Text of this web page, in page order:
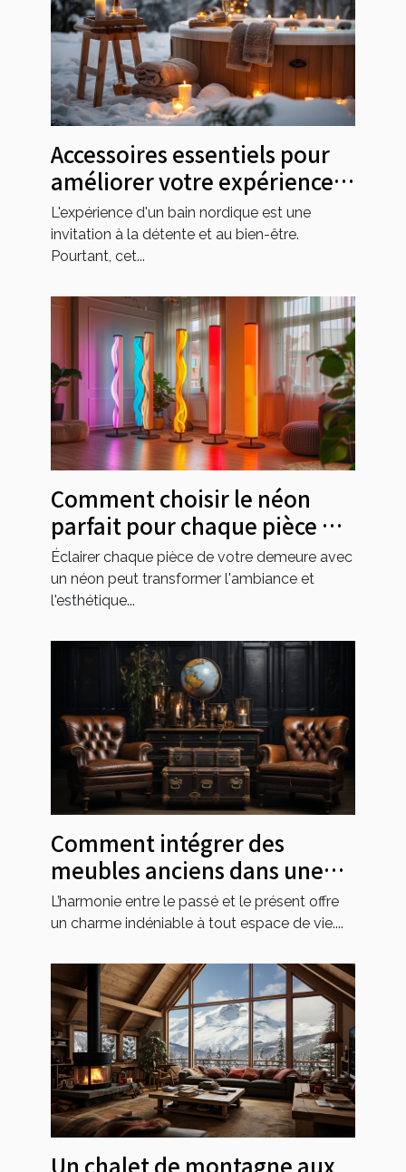
Accessoires essentiels pour
améliorer votre expérience
dans un bain nordique
L'expérience d'un bain nordique est une
invitation à la détente et au bien-être.
Pourtant, cet...
Comment choisir le néon
parfait pour chaque pièce de
votre maison
Éclairer chaque pièce de votre demeure avec
un néon peut transformer l'ambiance et
l'esthétique...
Comment intégrer des
meubles anciens dans une
décoration moderne
L’harmonie entre le passé et le présent offre
un charme indéniable à tout espace de vie....
Un chalet de montagne aux